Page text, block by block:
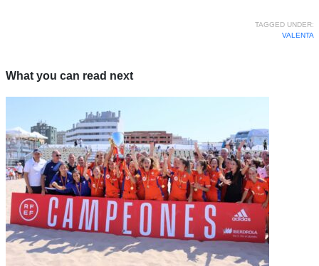
TAGGED UNDER:
VALENTA
What you can read next